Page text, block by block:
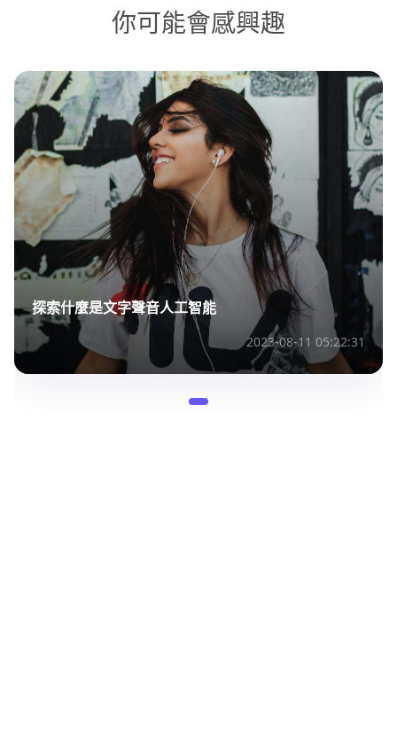
你可能會感興趣
探索什麼是文字聲音人工智能
2023-08-11 05:22:31